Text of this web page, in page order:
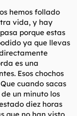
de 140kg decir
Tinder". El chiste
a Dios, sin ser
era más ancha
temblaban más
sonrío supe que
en los dedos que
un café con
soltera y luchadora,
tocando balón
hemos follado
vida, y hay
porque estas
ya que llevas
es una
Esos chochos
cuando sacas
un minuto los
diez horas